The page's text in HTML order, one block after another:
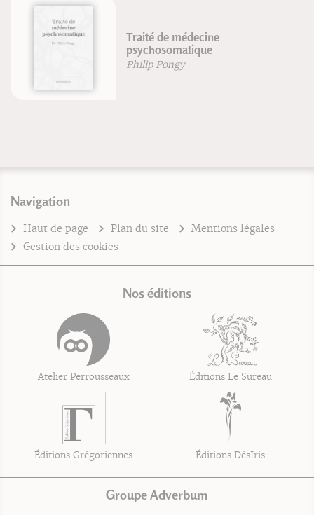
Traité de médecine
psychosomatique
Philip Pongy
Navigation
Haut de page Plan du site
Mentions légales
Gestion des cookies
Nos éditions
Atelier Perrousseaux Éditions Le Sureau
Éditions Grégoriennes Éditions DésIris
Groupe Adverbum